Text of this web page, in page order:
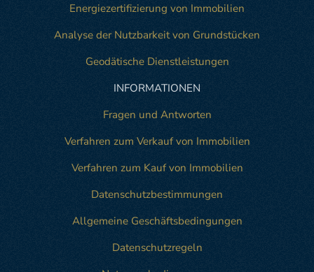
Energiezertifizierung von Immobilien
Analyse der Nutzbarkeit von Grundstücken
Geodätische Dienstleistungen
INFORMATIONEN
Fragen und Antworten
Verfahren zum Verkauf von Immobilien
Verfahren zum Kauf von Immobilien
Datenschutzbestimmungen
Allgemeine Geschäftsbedingungen
Datenschutzregeln